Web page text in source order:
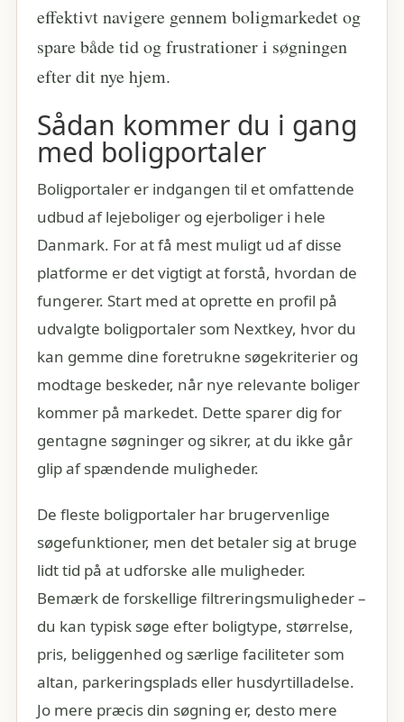
effektivt navigere gennem boligmarkedet og
spare både tid og frustrationer i søgningen
efter dit nye hjem.
Sådan kommer du i gang
med boligportaler
Boligportaler er indgangen til et omfattende
udbud af lejeboliger og ejerboliger i hele
Danmark. For at få mest muligt ud af disse
platforme er det vigtigt at forstå, hvordan de
fungerer. Start med at oprette en profil på
udvalgte boligportaler som Nextkey, hvor du
kan gemme dine foretrukne søgekriterier og
modtage beskeder, når nye relevante boliger
kommer på markedet. Dette sparer dig for
gentagne søgninger og sikrer, at du ikke går
glip af spændende muligheder.
De fleste boligportaler har brugervenlige
søgefunktioner, men det betaler sig at bruge
lidt tid på at udforske alle muligheder.
Bemærk de forskellige filtreringsmuligheder –
du kan typisk søge efter boligtype, størrelse,
pris, beliggenhed og særlige faciliteter som
altan, parkeringsplads eller husdyrtilladelse.
Jo mere præcis din søgning er, desto mere